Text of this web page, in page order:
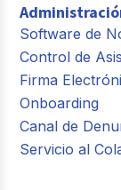
Software de
Control de
Firma
Onboarding
Canal de
Servicio al